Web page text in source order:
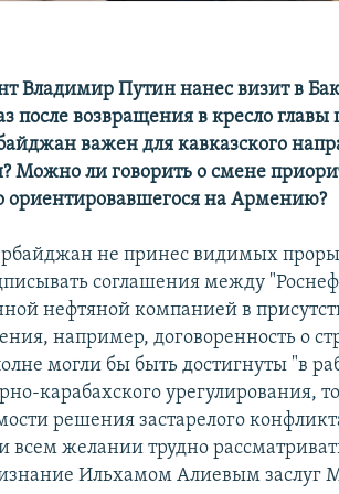
Владимир Путин нанес визит в
возвращения в кресло главы
важен для кавказского
Можно ли говорить о смене
ориентировавшегося на Армению?
не принес видимых
соглашения между
нефтяной компанией в
например, договоренность о
могли бы быть достигнуты "в
карабахского урегулирования,
решения застарелого
всем желании трудно
Ильхамом Алиевым заслуг